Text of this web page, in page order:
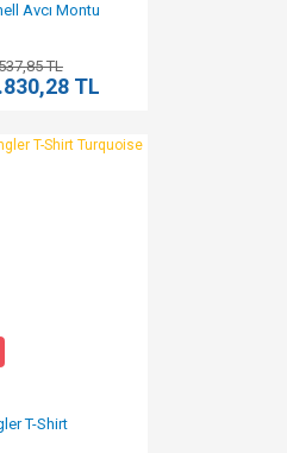
Avcı Montu
TL
TL
T-Shirt